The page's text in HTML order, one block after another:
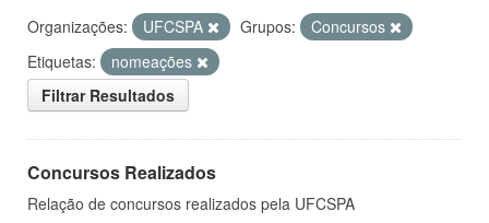
Organizações: UFCSPA Grupos:
Concursos
Etiquetas:
nomeações
Filtrar Resultados
Concursos Realizados
Relação de concursos realizados pela UFCSPA